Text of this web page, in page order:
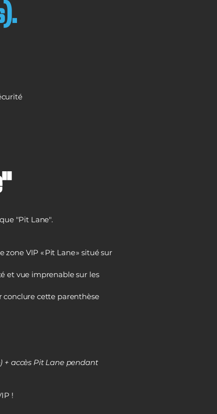
"Pit Lane".
VIP « Pit Lane » situé sur
et vue imprenable sur les
conclure cette parenthèse
+ accès Pit Lane pendant
!